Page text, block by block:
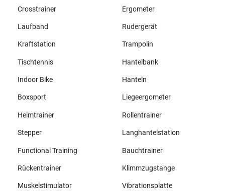
Crosstrainer
Ergometer
Laufband Rudergerät
Kraftstation Trampolin
Tischtennis Hantelbank
Indoor Bike Hanteln
Boxsport Liegeergometer
Heimtrainer Rollentrainer
Stepper Langhantelstation
Functional Training Bauchtrainer
Rückentrainer Klimmzugstange
Muskelstimulator Vibrationsplatte